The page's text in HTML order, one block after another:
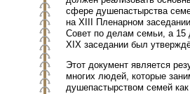
сфере душепастырства
на XIII Пленарном
Совет по делам семьи, а 15
XIX заседании был
Этот документ является
многих людей, которые
душепастырством семей